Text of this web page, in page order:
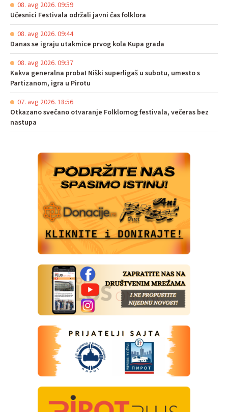
08. avg 2026. 09:59
Učesnici Festivala održali javni čas folklora
08. avg 2026. 09:44
Danas se igraju utakmice prvog kola Kupa grada
08. avg 2026. 09:37
Kakva generalna proba! Niški superligaš u subotu, umesto s
Partizanom, igra u Pirotu
07. avg 2026. 18:56
Otkazano svečano otvaranje Folklornog festivala, večeras bez
nastupa